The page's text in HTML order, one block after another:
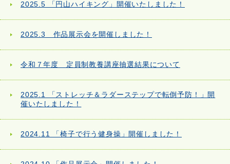
2025.5 「円山ハイキング」開催いたしました！
2025.3 作品展示会を開催しました！
令和７年度 定員制教養講座抽選結果について
2025.1 「ストレッチ＆ラダーステップで転倒予防！」開
催いたしました！
2024.11 「椅子で行う健身操」開催しました！